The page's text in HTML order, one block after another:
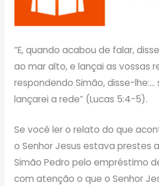
“E, quando acabou de falar,
ao mar alto, e lançai as vossas
respondendo Simão, disse-
lançarei a rede” (Lucas 5:4-5).
Se você ler o relato do que
o Senhor Jesus estava prestes
Simão Pedro pelo empréstimo
com atenção o que o Senhor